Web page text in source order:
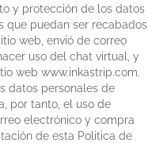
y protección de los datos
que puedan ser recabados
web, envió de correo
uso del chat virtual, y
web www.inkastrip.com.
datos personales de
por tanto, el uso de
electrónico y compra
de esta Politica de